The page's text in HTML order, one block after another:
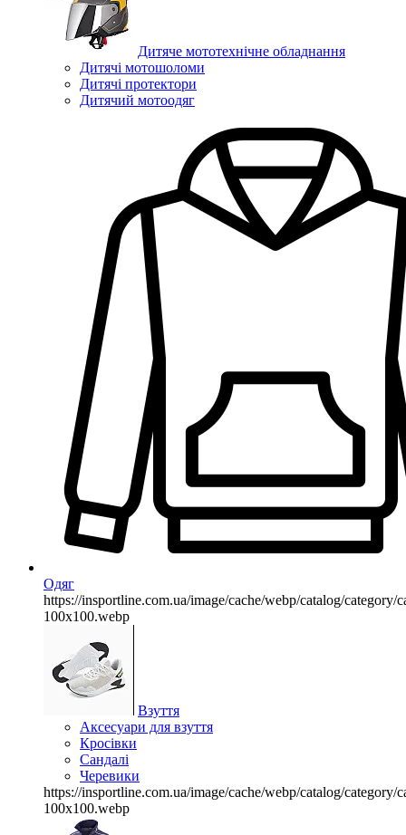
Дитяче мототехнічне обладнання
Дитячі мотошоломи
Дитячі протектори
Дитячий мотоодяг
Одяг
https://insportline.com.ua/image/cache/webp/catalog/category/
100x100.webp
Взуття
Аксесуари для взуття
Кросівки
Сандалі
Черевики
https://insportline.com.ua/image/cache/webp/catalog/category/
100x100.webp